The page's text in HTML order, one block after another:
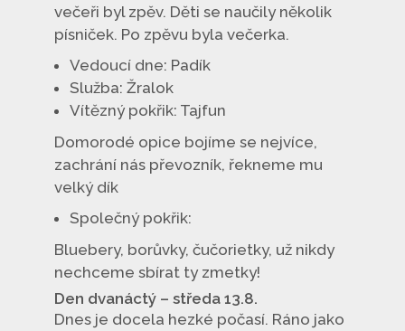
večeři byl zpěv. Děti se naučily několik
písniček. Po zpěvu byla večerka.
Vedoucí dne: Padík
Služba: Žralok
Vítězný pokřik: Tajfun
Domorodé opice bojíme se nejvíce,
zachrání nás převozník, řekneme mu
velký dík
Společný pokřik:
Bluebery, borůvky, čučorietky, už nikdy
nechceme sbírat ty zmetky!
Den dvanáctý – středa 13.8.
Dnes je docela hezké počasí. Ráno jako